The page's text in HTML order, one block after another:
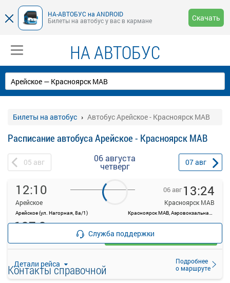
НА-АВТОБУС на ANDROID
Билеты на автобус у вас в кармане
Скачать
НА АВТОБУС
Билеты на автобус Автобус Арейское - Красноярск МАВ
Расписание автобуса Арейское - Красноярск МАВ
05 авг 06 августа
четверг 07авг
12:10
Арейское
Арейское (ул. Нагорная, 8а/1)
06 авг 13:24
Красноярск МАВ
Красноярск МАВ, Аэровокзальная ул., 22
Детали рейса
Подробнее
о маршруте
127.3
Выбрать
Служба поддержки
Контакты справочной